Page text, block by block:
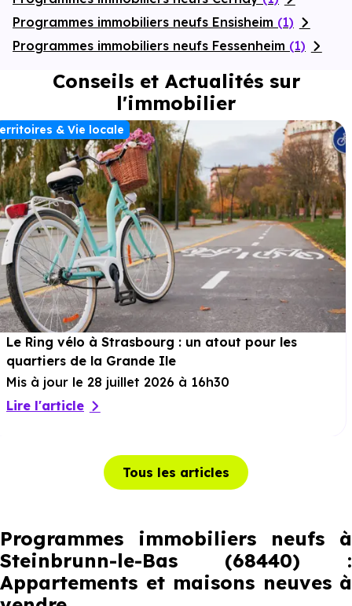
Programmes immobiliers neufs Ensisheim (1)
Programmes immobiliers neufs Fessenheim (1)
Conseils et Actualités sur
l'immobilier
& Vie locale
Le Ring vélo à Strasbourg : un atout pour les
quartiers de la Grande Ile
Mis à jour le 28 juillet 2026 à 16h30
Lire l'article
Tous les articles
Programmes immobiliers neufs à
Steinbrunn-le-Bas (68440) :
Appartements et maisons neuves à